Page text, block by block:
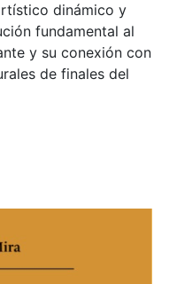
dinámico y
fundamental al
y su conexión con
de finales del